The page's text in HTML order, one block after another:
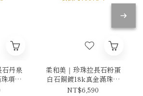
丹泉
項鍊
柔和美｜珍珠拉長石粉蛋
白石銅鍍18k真金滿珠項
鍊 N0075-7
NT$6,590